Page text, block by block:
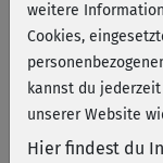
30 Min
199 kcal
Nina Bacher
weitere
Cookies,
kannst du
unserer Website
Hier findest du